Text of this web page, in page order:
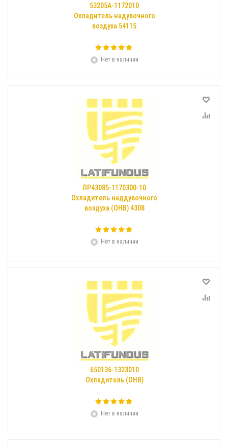
53205А-1172010
Охладитель надувочного
воздуха 54115
Нет в наличии
ЛР43085-1170300-10
Охладитель наддувочного
воздуха (ОНВ) 4308
Нет в наличии
650136-1323010
Охладитель (ОНВ)
Нет в наличии